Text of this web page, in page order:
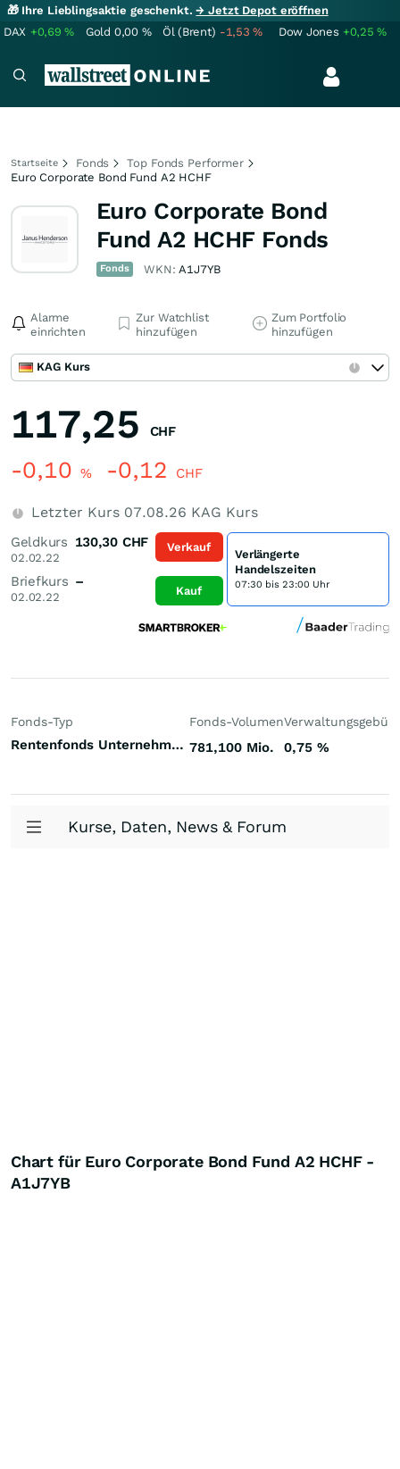
🎁 Ihre Lieblingsaktie geschenkt.→ Jetzt Depot eröffnen
DAX +0,69% Gold 0,00 % Öl (Brent) -1,53% Dow Jones +0,25%
Startseite Fonds
Top Fonds Performer
Euro Corporate Bond Fund A2 HCHF
Euro Corporate Bond
Fund A2 HCHF Fonds
Fonds WKN:A1J7YB
Alarme
einrichten
Zur Watchlist
hinzufügen
Zum Portfolio
hinzufügen
KAG Kurs
117,25 CHF
-0,10 % -0,12 CHF
Letzter Kurs 07.08.26 KAG Kurs
Geldkurs
02.02.22
130,30 CHF
Briefkurs
02.02.22
–
Verkauf
Kauf
Verlängerte
Handelszeiten
07:30 bis 23:00 Uhr
Fonds-Typ
Rentenfonds Unternehmensanleihen Investment Grade Europa Euro
Fonds-Volumen
781,100 Mio. 0,75 %
Kurse, Daten, News & Forum
Chart für Euro Corporate Bond Fund A2 HCHF -
A1J7YB